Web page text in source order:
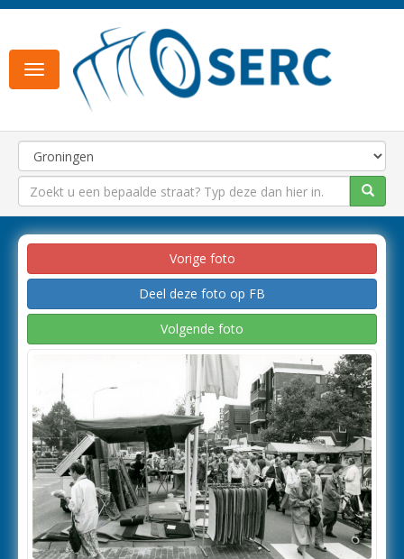
Toggle
navigation
Vorige foto
Deel deze foto op FB
Volgende foto